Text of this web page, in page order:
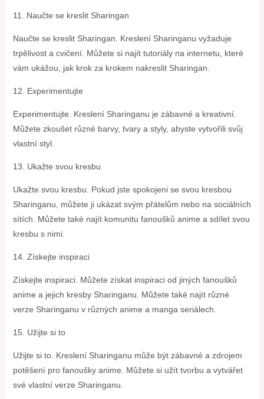
11. Naučte se kreslit Sharingan
Naučte se kreslit Sharingan. Kreslení Sharinganu vyžaduje
trpělivost a cvičení. Můžete si najít tutoriály na internetu, které
vám ukážou, jak krok za krokem nakreslit Sharingan.
12. Experimentujte
Experimentujte. Kreslení Sharinganu je zábavné a kreativní.
Můžete zkoušet různé barvy, tvary a styly, abyste vytvořili svůj
vlastní styl.
13. Ukažte svou kresbu
Ukažte svou kresbu. Pokud jste spokojeni se svou kresbou
Sharinganu, můžete ji ukázat svým přátelům nebo na sociálních
sítích. Můžete také najít komunitu fanoušků anime a sdílet svou
kresbu s nimi.
14. Získejte inspiraci
Získejte inspiraci. Můžete získat inspiraci od jiných fanoušků
anime a jejich kresby Sharinganu. Můžete také najít různé
verze Sharinganu v různých anime a manga seriálech.
15. Užijte si to
Užijte si to. Kreslení Sharinganu může být zábavné a zdrojem
potěšení pro fanoušky anime. Můžete si užít tvorbu a vytvářet
své vlastní verze Sharinganu.